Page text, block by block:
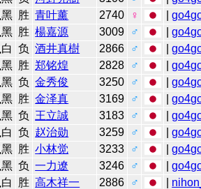
胜 青叶薰 2740 ♀ |
胜 楊嘉源 3009 ♂ |
负 酒井真樹 2866 ♂ |
胜 郑铭煌 2828 ♂ |
负 金秀俊 3250 ♂ |
胜 金泽真 3169 ♂ |
负 王立誠 3183 ♂ |
负 赵治勋 3259 ♂ |
胜 小林觉 3233 ♂ |
负 一力遼 3246 ♂ |
胜 高木祥一 2886 ♂